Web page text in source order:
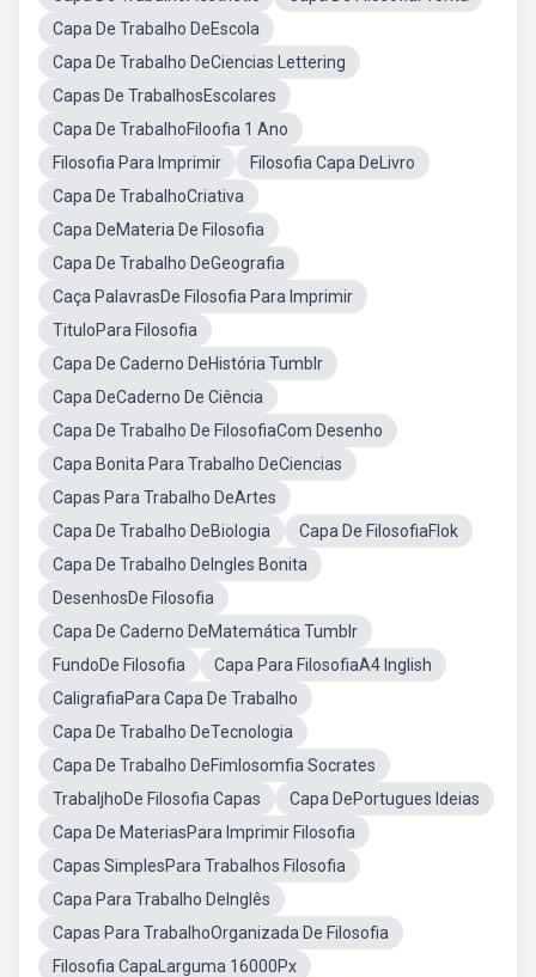
Capa De Trabalho DeEscola
Capa De Trabalho DeCiencias Lettering
Capas De TrabalhosEscolares
Capa De TrabalhoFiloofia 1 Ano
Filosofia Para Imprimir
Filosofia Capa DeLivro
Capa De TrabalhoCriativa
Capa DeMateria De Filosofia
Capa De Trabalho DeGeografia
Caça PalavrasDe Filosofia Para Imprimir
TituloPara Filosofia
Capa De Caderno DeHistória Tumblr
Capa DeCaderno De Ciência
Capa De Trabalho De FilosofiaCom Desenho
Capa Bonita Para Trabalho DeCiencias
Capas Para Trabalho DeArtes
Capa De Trabalho DeBiologia
Capa De FilosofiaFlok
Capa De Trabalho DeIngles Bonita
DesenhosDe Filosofia
Capa De Caderno DeMatemática Tumblr
FundoDe Filosofia
Capa Para FilosofiaA4 Inglish
CaligrafiaPara Capa De Trabalho
Capa De Trabalho DeTecnologia
Capa De Trabalho DeFimlosomfia Socrates
TrabaljhoDe Filosofia Capas
Capa DePortugues Ideias
Capa De MateriasPara Imprimir Filosofia
Capas SimplesPara Trabalhos Filosofia
Capa Para Trabalho DeInglês
Capas Para TrabalhoOrganizada De Filosofia
Filosofia CapaLarguma 16000Px